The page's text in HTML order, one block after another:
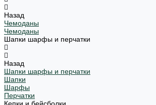
Назад
Чемоданы
Чемоданы
Шапки шарфы и перчатки
Назад
Шапки шарфы и перчатки
Шапки
Шарфы
Перчатки